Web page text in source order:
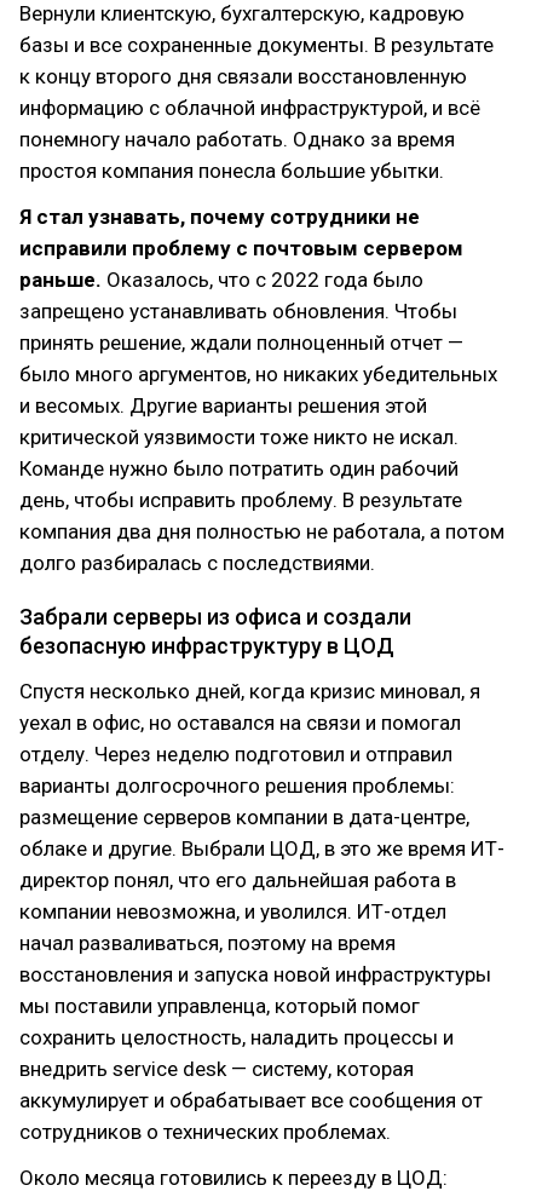
Вернули клиентскую, бухгалтерскую, кадровую
базы и все сохраненные документы. В результате
к концу второго дня связали восстановленную
информацию с облачной инфраструктурой, и всё
понемногу начало работать. Однако за время
простоя компания понесла большие убытки.
Я стал узнавать, почему сотрудники не
исправили проблему с почтовым сервером
раньше. Оказалось, что с 2022 года было
запрещено устанавливать обновления. Чтобы
принять решение, ждали полноценный отчет —
было много аргументов, но никаких убедительных
и весомых. Другие варианты решения этой
критической уязвимости тоже никто не искал.
Команде нужно было потратить один рабочий
день, чтобы исправить проблему. В результате
компания два дня полностью не работала, а потом
долго разбиралась с последствиями.
Забрали серверы из офиса и создали
безопасную инфраструктуру в ЦОД
Спустя несколько дней, когда кризис миновал, я
уехал в офис, но оставался на связи и помогал
отделу. Через неделю подготовил и отправил
варианты долгосрочного решения проблемы:
размещение серверов компании в дата-центре,
облаке и другие. Выбрали ЦОД, в это же время ИТ-
директор понял, что его дальнейшая работа в
компании невозможна, и уволился. ИТ-отдел
начал разваливаться, поэтому на время
восстановления и запуска новой инфраструктуры
мы поставили управленца, который помог
сохранить целостность, наладить процессы и
внедрить service desk — систему, которая
аккумулирует и обрабатывает все сообщения от
сотрудников о технических проблемах.
Около месяца готовились к переезду в ЦОД: